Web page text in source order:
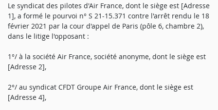
Le syndicat des pilotes d'Air France, dont le siège est [Adresse
1], a formé le pourvoi n° S 21-15.371 contre l'arrêt rendu le 18
février 2021 par la cour d'appel de Paris (pôle 6, chambre 2),
dans le litige l'opposant :
1°/ à la société Air France, société anonyme, dont le siège est
[Adresse 2],
2°/ au syndicat CFDT Groupe Air France, dont le siège est
[Adresse 4],